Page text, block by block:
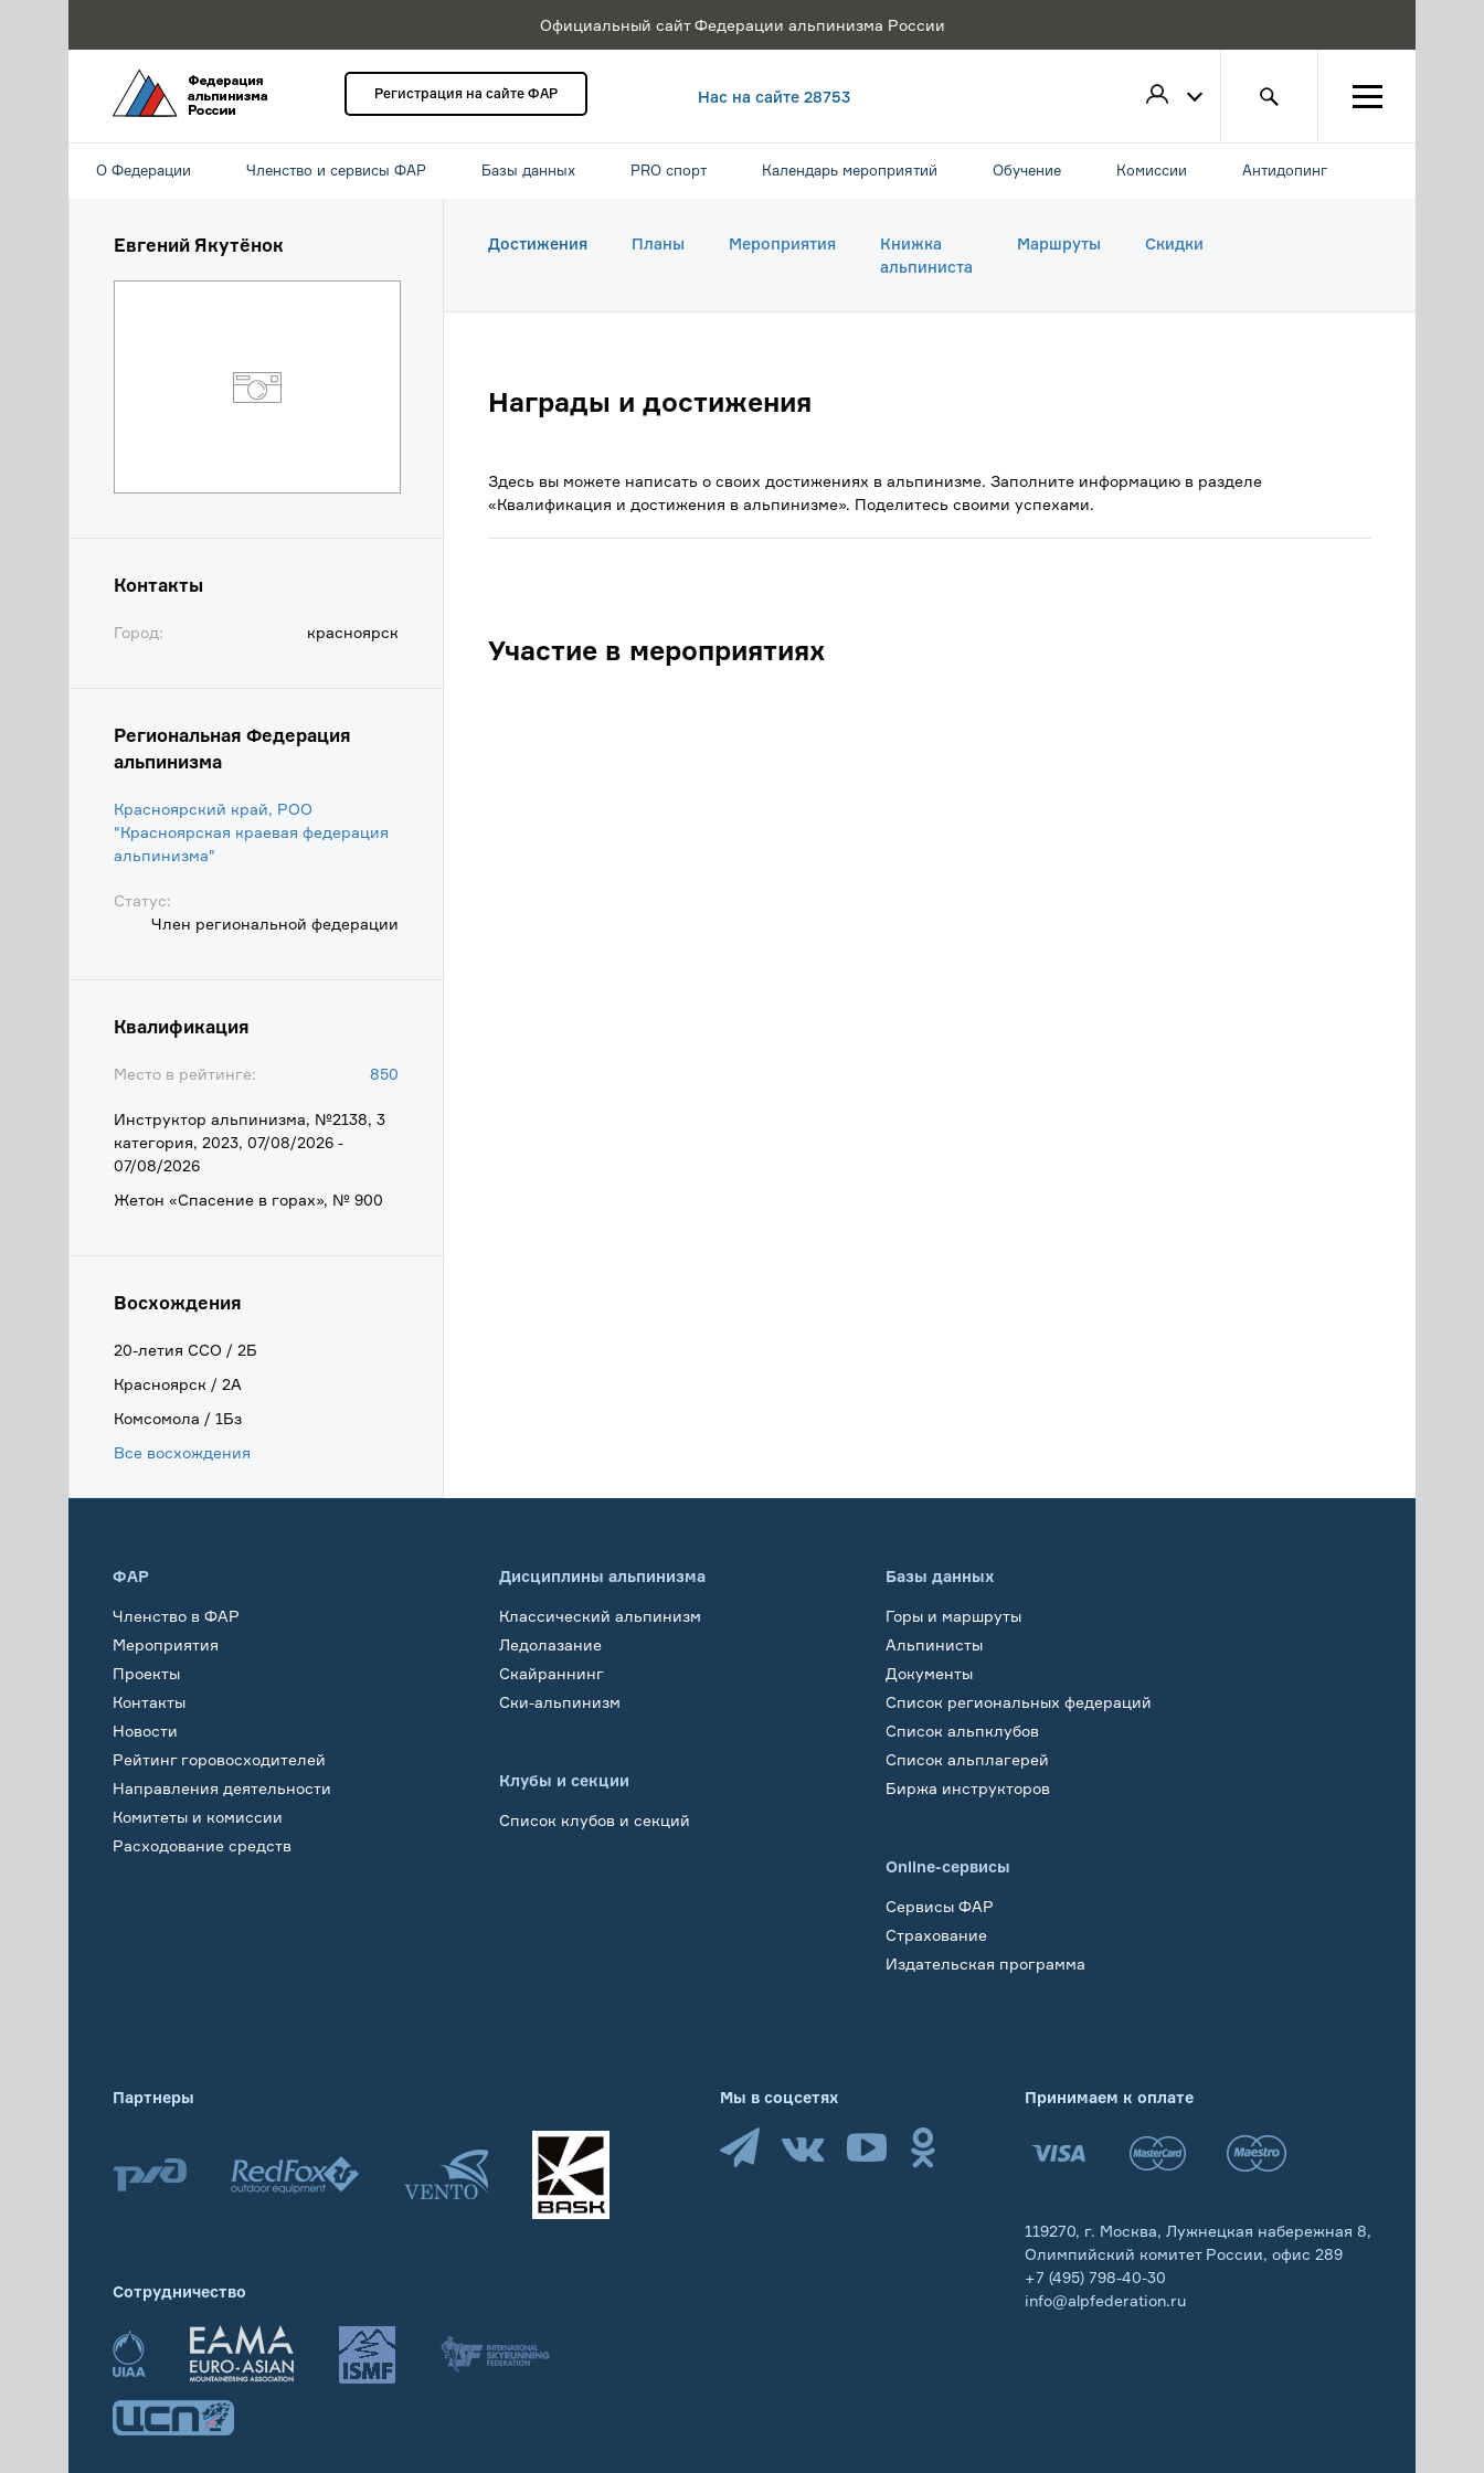
Официальный сайт Федерации альпинизма России
Регистрация на сайте ФАР Нас на сайте 28753
О Федерации Членство и сервисы ФАР Базы данных PRO спорт Календарь мероприятий Обучение Комиссии Антидопинг
Евгений Якутёнок
Контакты
Город: красноярск
Региональная Федерация
альпинизма
Красноярский край, РОО
"Красноярская краевая федерация
альпинизма"
Статус:
Член региональной федерации
Квалификация
Место в рейтинге: 850
Инструктор альпинизма, №2138, 3
категория, 2023, 07/08/2026 -
07/08/2026
Жетон «Спасение в горах», № 900
Восхождения
20-летия ССО / 2Б
Красноярск / 2А
Комсомола / 1Бз
Все восхождения
Достижения Планы Мероприятия
Книжка
альпиниста
Маршруты Скидки
Награды и достижения
Здесь вы можете написать о своих достижениях в альпинизме. Заполните информацию в разделе
«Квалификация и достижения в альпинизме». Поделитесь своими успехами.
Участие в мероприятиях
ФАР
Членство в ФАР
Мероприятия
Проекты
Контакты
Новости
Рейтинг горовосходителей
Направления деятельности
Комитеты и комиссии
Расходование средств
Дисциплины альпинизма
Классический альпинизм
Ледолазание
Скайраннинг
Ски-альпинизм
Клубы и секции
Список клубов и секций
Базы данных
Горы и маршруты
Альпинисты
Документы
Список региональных федераций
Список альпклубов
Список альплагерей
Биржа инструкторов
Online-сервисы
Сервисы ФАР
Страхование
Издательская программа
Партнеры
Сотрудничество
Принимаем к оплате
119270, г. Москва, Лужнецкая набережная 8,
Олимпийский комитет России, офис 289
+7 (495) 798-40-30
info@alpfederation.ru
Мы в соцсетях